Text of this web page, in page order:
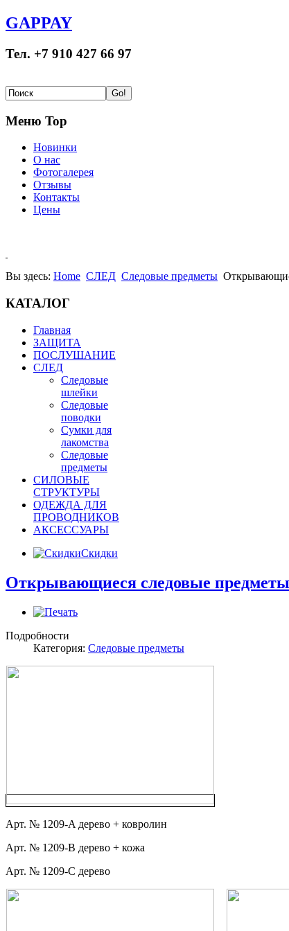
GAPPAY
Тел. +7 910 427 66 97
Меню Top
Новинки
О нас
Фотогалерея
Отзывы
Контакты
Цены
Вы здесь: Home СЛЕД Следовые предметы
КАТАЛОГ
Главная
ЗАЩИТА
ПОСЛУШАНИЕ
СЛЕД
Следовые
шлейки
Следовые
поводки
Сумки для
лакомства
Следовые
предметы
СИЛОВЫЕ
СТРУКТУРЫ
ОДЕЖДА ДЛЯ
ПРОВОДНИКОВ
АКСЕССУАРЫ
Скидки
Открывающиеся следовые предметы
Подробности
Категория: Следовые предметы
Арт. № 1209-A дерево + ковролин
Арт. № 1209-B дерево + кожа
Арт. № 1209-C дерево